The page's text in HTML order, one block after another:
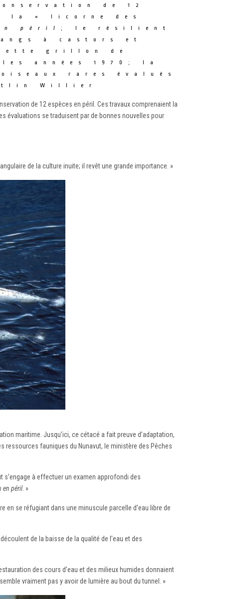
de 12
la « licorne des
péril ; le résilient
à castors et
grillon de
années 1970; la
rares évalués
Willier
de 12 espèces en péril. Ces travaux comprenaient la
évaluations se traduisent par de bonnes nouvelles pour
de la culture inuite; il revêt une grande importance. »
maritime. Jusqu’ici, ce cétacé a fait preuve d’adaptation,
ressources fauniques du Nunavut, le ministère des Pêches
s’engage à effectuer un examen approfondi des
en péril. »
en se réfugiant dans une minuscule parcelle d’eau libre de
de la baisse de la qualité de l’eau et des
des cours d’eau et des milieux humides donnaient
vraiment pas y avoir de lumière au bout du tunnel. »